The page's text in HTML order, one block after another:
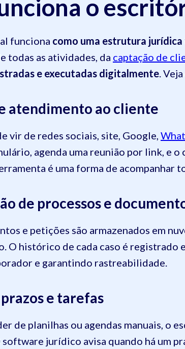
o
funciona como uma estrutura
todas as atividades, da captação de
e executadas digitalmente .
atendimento ao cliente
vir de redes sociais, site, Google,
agenda uma reunião por link, e
é uma forma de acompanhar
de processos e
e petições são armazenados em
O histórico de cada caso é registrado
e garantindo rastreabilidade.
e tarefas
de planilhas ou agendas manuais, o
jurídico avisa quando há um